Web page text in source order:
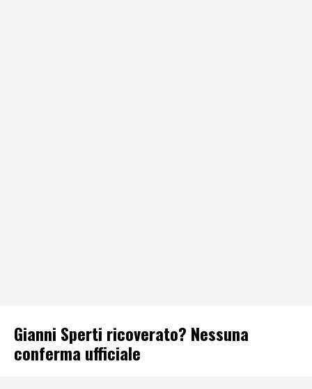
Gianni Sperti ricoverato? Nessuna
conferma ufficiale